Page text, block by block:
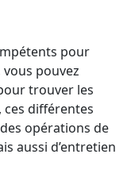
pour
pouvez
trouver les
ces différentes
opérations de
aussi d’entretien